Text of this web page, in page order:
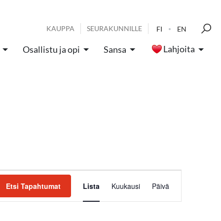
KAUPPA SEURAKUNNILLE FI EN
Osallistu ja opi Sansa Lahjoita
Etsi Tapahtumat
Views
Lista Kuukausi Päivä